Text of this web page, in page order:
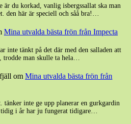
är du korkad, vanlig isbergssallat ska man
den här är speciell och såå bra!…
Mina utvalda bästa frön från Impecta
inte tänkt på det där med den salladen att
trodde man skulle ta hela…
om Mina utvalda bästa frön från
tänker inte ge upp planerar en gurkgardin
i år har ju fungerat tidigare…